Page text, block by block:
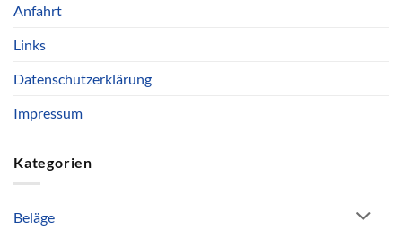
Anfahrt
Links
Datenschutzerklärung
Impressum
Kategorien
Beläge